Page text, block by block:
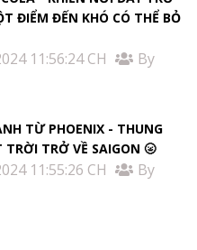
ĐIỂM ĐẾN KHÓ CÓ THỂ BỎ
11:56:24 CH
By
TỪ PHOENIX - THUNG
TRỜI TRỞ VỀ SAIGON 🌝
11:55:26 CH
By